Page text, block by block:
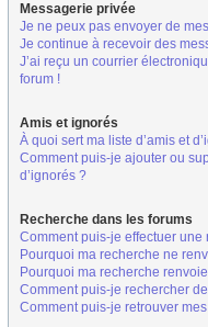
Messagerie privée
Je ne peux pas envoyer de
Je continue à recevoir des
J’ai reçu un courrier
forum !
Amis et ignorés
À quoi sert ma liste d’amis et
Comment puis-je ajouter ou
d’ignorés ?
Recherche dans les forums
Comment puis-je effectuer
Pourquoi ma recherche ne
Pourquoi ma recherche
Comment puis-je rechercher
Comment puis-je retrouver